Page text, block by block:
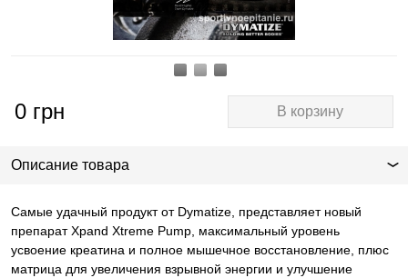
0 грн В корзину
Описание товара
Самые удачный продукт от Dymatize, представляет новый
препаратXpand Xtreme Pump, максимальный уровень
усвоение креатина и полное мышечное восстановление, плюс
матрица для увеличения взрывной энергии и улучшение